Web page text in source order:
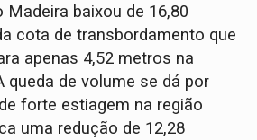
Madeira baixou de 16,80
cota de transbordamento que
apenas 4,52 metros na
queda de volume se dá por
forte estiagem na região
uma redução de 12,28